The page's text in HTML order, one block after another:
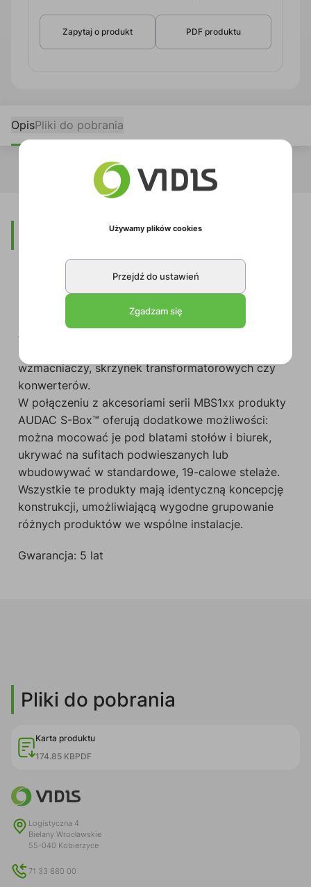
Zapytaj o produkt PDF produktu
OpisPliki do pobrania
to seria akcesoriów instalatorskich
przydatnych w połączeniu z rodziną produktów
AUDAC S-Box™. Obejmuje ona różnorodną ofertę
wzmacniaczy, skrzynek transformatorowych czy
konwerterów.
W połączeniu z akcesoriami serii MBS1xx produkty
AUDAC S-Box™ oferują dodatkowe możliwości:
można mocować je pod blatami stołów i biurek,
ukrywać na sufitach podwieszanych lub
wbudowywać w standardowe, 19-calowe stelaże.
Wszystkie te produkty mają identyczną koncepcję
konstrukcji, umożliwiającą wygodne grupowanie
różnych produktów we wspólne instalacje.
Gwarancja: 5 lat
Pliki do pobrania
Karta produktu
174.85 KBPDF
Logistyczna 4
Bielany Wrocławskie
55-040 Kobierzyce
71 33 880 00
Używamy plików cookies
Przejdź do ustawień
Zgadzam się